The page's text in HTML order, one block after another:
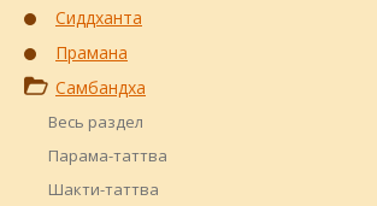
Сиддханта
Прамана
Самбандха
Весь раздел
Парама-таттва
Шакти-таттва